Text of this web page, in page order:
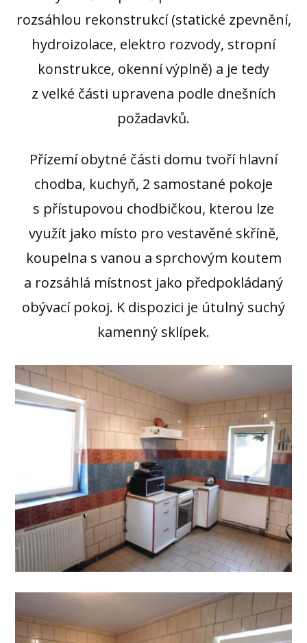
rozsáhlou rekonstrukcí (statické zpevnění,
hydroizolace, elektro rozvody, stropní
konstrukce, okenní výplně) a je tedy
z velké části upravena podle dnešních
požadavků.
Přízemí obytné části domu tvoří hlavní
chodba, kuchyň, 2 samostané pokoje
s přístupovou chodbičkou, kterou lze
využít jako místo pro vestavěné skříně,
koupelna s vanou a sprchovým koutem
a rozsáhlá místnost jako předpokládaný
obývací pokoj. K dispozici je útulný suchý
kamenný sklípek.